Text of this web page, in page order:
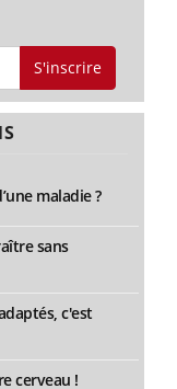
S'inscrire
maladie ?
sans
c'est
cerveau !